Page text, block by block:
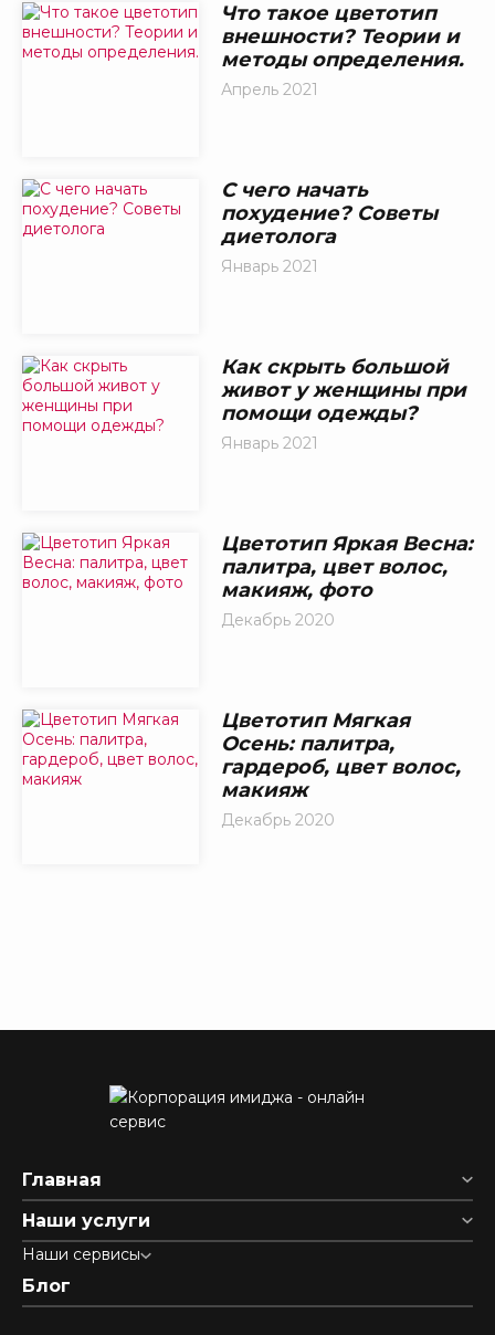
Что такое цветотип
внешности? Теории и
методы определения.
Апрель 2021
С чего начать
похудение? Советы
диетолога
Январь 2021
Как скрыть большой
живот у женщины при
помощи одежды?
Январь 2021
Цветотип Яркая Весна:
палитра, цвет волос,
макияж, фото
Декабрь 2020
Цветотип Мягкая
Осень: палитра,
гардероб, цвет волос,
макияж
Декабрь 2020
Главная
Наши услуги
Наши сервисы
Блог